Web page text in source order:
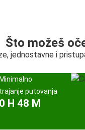
Što možeš
jednostavne i
putovanja
H 48 M